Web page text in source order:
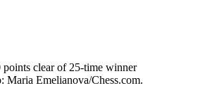
clear of 25-time winner
Maria Emelianova/Chess.com.